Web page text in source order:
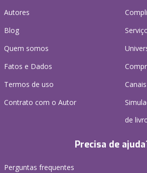
Autores
Blog
Quem somos
Fatos e Dados
Termos de uso
Contrato com o Autor
de
Precisa de
Perguntas frequentes